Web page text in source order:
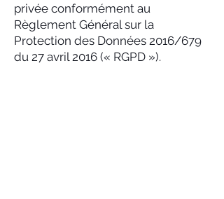
privée conformément au
Règlement Général sur la
Protection des Données 2016/679
du 27 avril 2016 (« RGPD »).